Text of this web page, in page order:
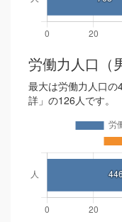
労働力人口（
最大は労働力人口
詳」の126人です。